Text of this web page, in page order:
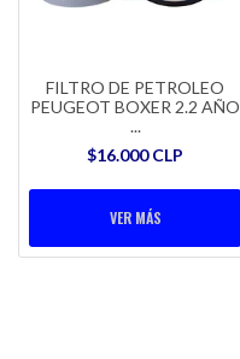
FILTRO DE PETROLEO
PEUGEOT BOXER 2.2 AÑO
...
$16.000 CLP
VER MÁS